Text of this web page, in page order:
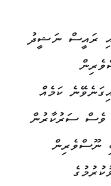
ރައީސް ނަޝީދު
ކަމެއް
ވެސް ސަރުކާރުން
ނޫސްވެރިން